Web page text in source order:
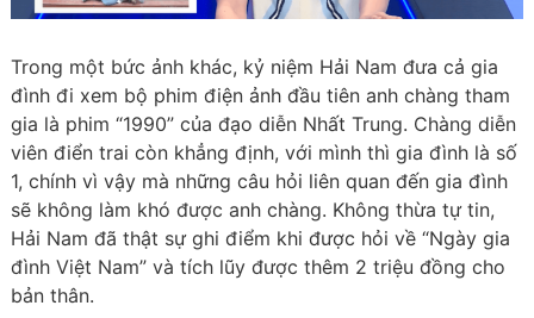
Trong một bức ảnh khác, kỷ niệm Hải Nam đưa cả gia
đình đi xem bộ phim điện ảnh đầu tiên anh chàng tham
gia là phim “1990” của đạo diễn Nhất Trung. Chàng diễn
viên điển trai còn khẳng định, với mình thì gia đình là số
1, chính vì vậy mà những câu hỏi liên quan đến gia đình
sẽ không làm khó được anh chàng. Không thừa tự tin,
Hải Nam đã thật sự ghi điểm khi được hỏi về “Ngày gia
đình Việt Nam” và tích lũy được thêm 2 triệu đồng cho
bản thân.